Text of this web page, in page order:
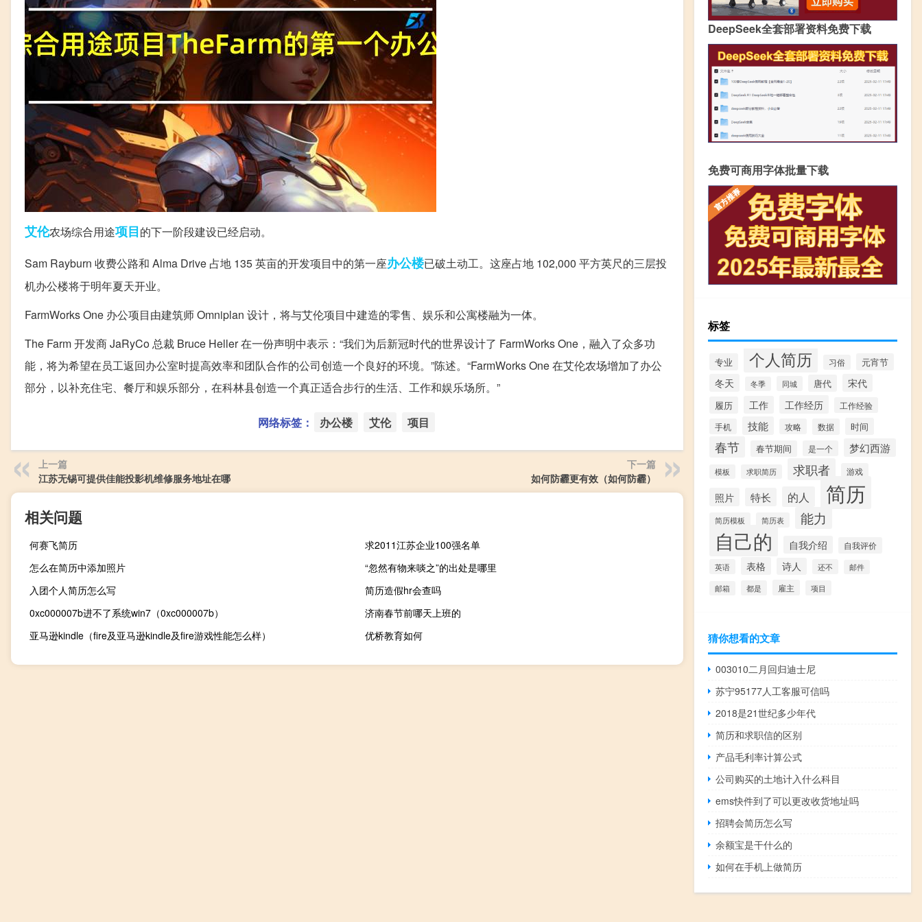
艾伦农场综合用途项目的下一阶段建设已经启动。
Sam Rayburn 收费公路和 Alma Drive 占地 135 英亩的开发项目中的第一座办公楼已破土动工。这座占地 102,000 平方英尺的三层投
机办公楼将于明年夏天开业。
FarmWorks One 办公项目由建筑师 Omniplan 设计，将与艾伦项目中建造的零售、娱乐和公寓楼融为一体。
The Farm 开发商 JaRyCo 总裁 Bruce Heller 在一份声明中表示：“我们为后新冠时代的世界设计了 FarmWorks One，融入了众多功
能，将为希望在员工返回办公室时提高效率和团队合作的公司创造一个良好的环境。”陈述。“FarmWorks One 在艾伦农场增加了办公
部分，以补充住宅、餐厅和娱乐部分，在科林县创造一个真正适合步行的生活、工作和娱乐场所。”
网络标签： 办公楼 艾伦 项目
上一篇
江苏无锡可提供佳能投影机维修服务地址在哪
下一篇
如何防霾更有效（如何防霾）
相关问题
何赛飞简历
求2011江苏企业100强名单
怎么在简历中添加照片
“忽然有物来啖之”的出处是哪里
入团个人简历怎么写
简历造假hr会查吗
0xc000007b进不了系统win7（0xc000007b）
济南春节前哪天上班的
亚马逊kindle（fire及亚马逊kindle及fire游戏性能怎么样）
优桥教育如何
DeepSeek全套部署资料免费下载
免费可商用字体批量下载
标签
专业 个人简历 习俗 元宵节
冬天 冬季 同城 唐代 宋代
履历 工作 工作经历
工作经验
手机
技能 攻略 数据 时间
春节 春节期间 是一个 梦幻西游
模板 求职简历 求职者 游戏
照片 特长 的人 简历
简历模板 简历表 能力
自己的 自我介绍 自我评价
英语 表格 诗人 还不 邮件
邮箱 都是 雇主 项目
猜你想看的文章
003010二月回归迪士尼
苏宁95177人工客服可信吗
2018是21世纪多少年代
简历和求职信的区别
产品毛利率计算公式
公司购买的土地计入什么科目
ems快件到了可以更改收货地址吗
招聘会简历怎么写
余额宝是干什么的
如何在手机上做简历